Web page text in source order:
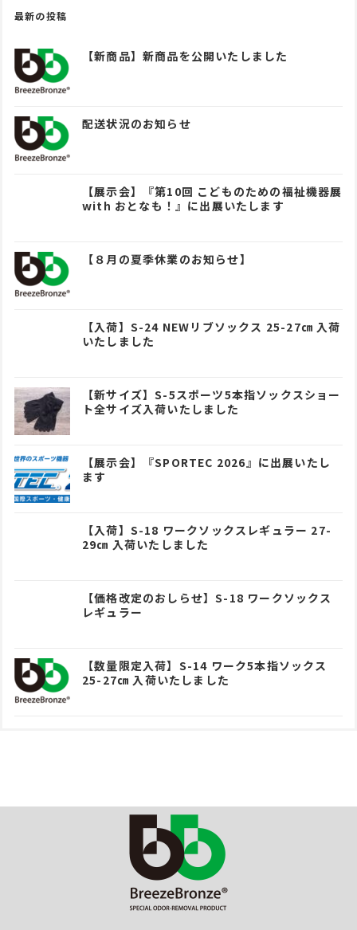
最新の投稿
【新商品】新商品を公開いたしました
配送状況のお知らせ
【展示会】『第10回 こどものための福祉機器展
with おとなも！』に出展いたします
【８月の夏季休業のお知らせ】
【入荷】S-24 NEWリブソックス 25-27㎝ 入荷
いたしました
【新サイズ】S-5スポーツ5本指ソックスショー
ト全サイズ入荷いたしました
【展示会】『SPORTEC 2026』に出展いたし
ます
【入荷】S-18 ワークソックスレギュラー 27-
29㎝ 入荷いたしました
【価格改定のおしらせ】S-18 ワークソックス
レギュラー
【数量限定入荷】S-14 ワーク5本指ソックス
25-27㎝ 入荷いたしました